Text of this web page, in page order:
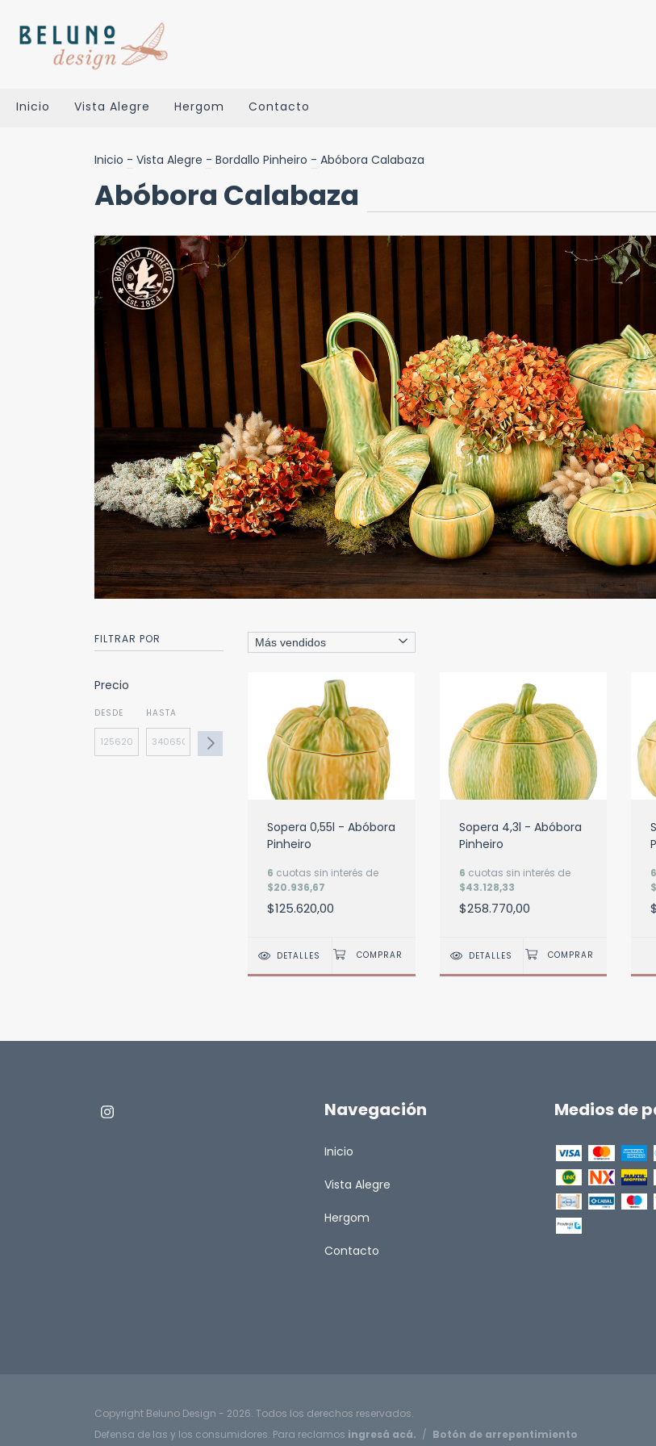
Inicio Vista Alegre Hergom Contacto
Inicio - Vista Alegre - Bordallo Pinheiro - Abóbora Calabaza
Abóbora Calabaza
FILTRAR POR
Precio
DESDE HASTA
Sopera 0,55l - Abóbora
Pinheiro
6 cuotas sin interés de
$20.936,67
$125.620,00
DETALLES
Sopera 4,3l - Abóbora
Pinheiro
6 cuotas sin interés de
$43.128,33
$258.770,00
DETALLES
6
Navegación
Inicio
Vista Alegre
Hergom
Contacto
Medios de
Copyright Beluno Design - 2026. Todos los derechos reservados.
Defensa de las y los consumidores. Para reclamos ingresá acá. / Botón de arrepentimiento